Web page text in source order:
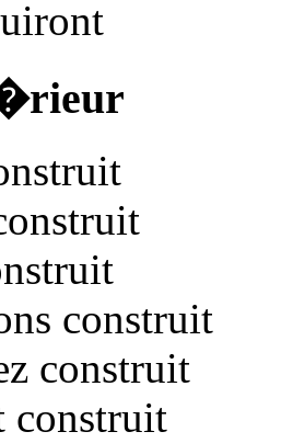
iront
it
it
it
construit
construit
construit